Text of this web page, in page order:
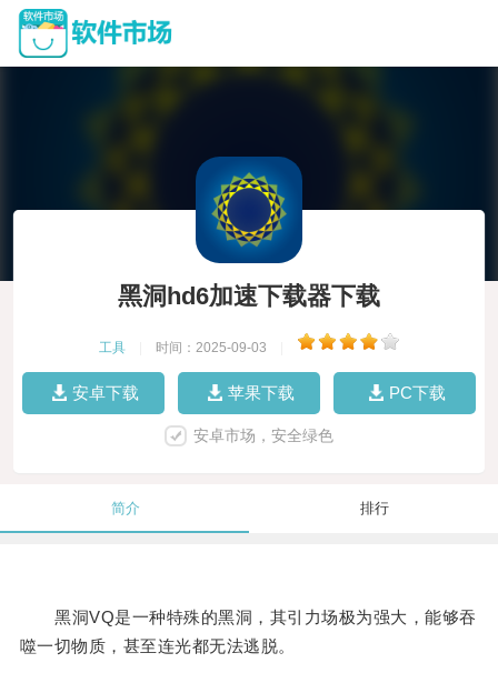
黑洞hd6加速下载器下载
工具 时间：2025-09-03
安卓下载 苹果下载 PC下载
安卓市场，安全绿色
简介 排行
黑洞VQ是一种特殊的黑洞，其引力场极为强大，能够吞
噬一切物质，甚至连光都无法逃脱。